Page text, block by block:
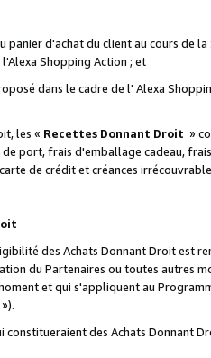
d'achat du client au cours de
Shopping Action ; et
dans le cadre de l' Alexa
les « Recettes Donnant Droit »
port, frais d'emballage cadeau,
de crédit et créances
des Achats Donnant Droit est
du Partenaires ou toutes autres
et qui s'appliquent au
»).
constitueraient des Achats Donnant